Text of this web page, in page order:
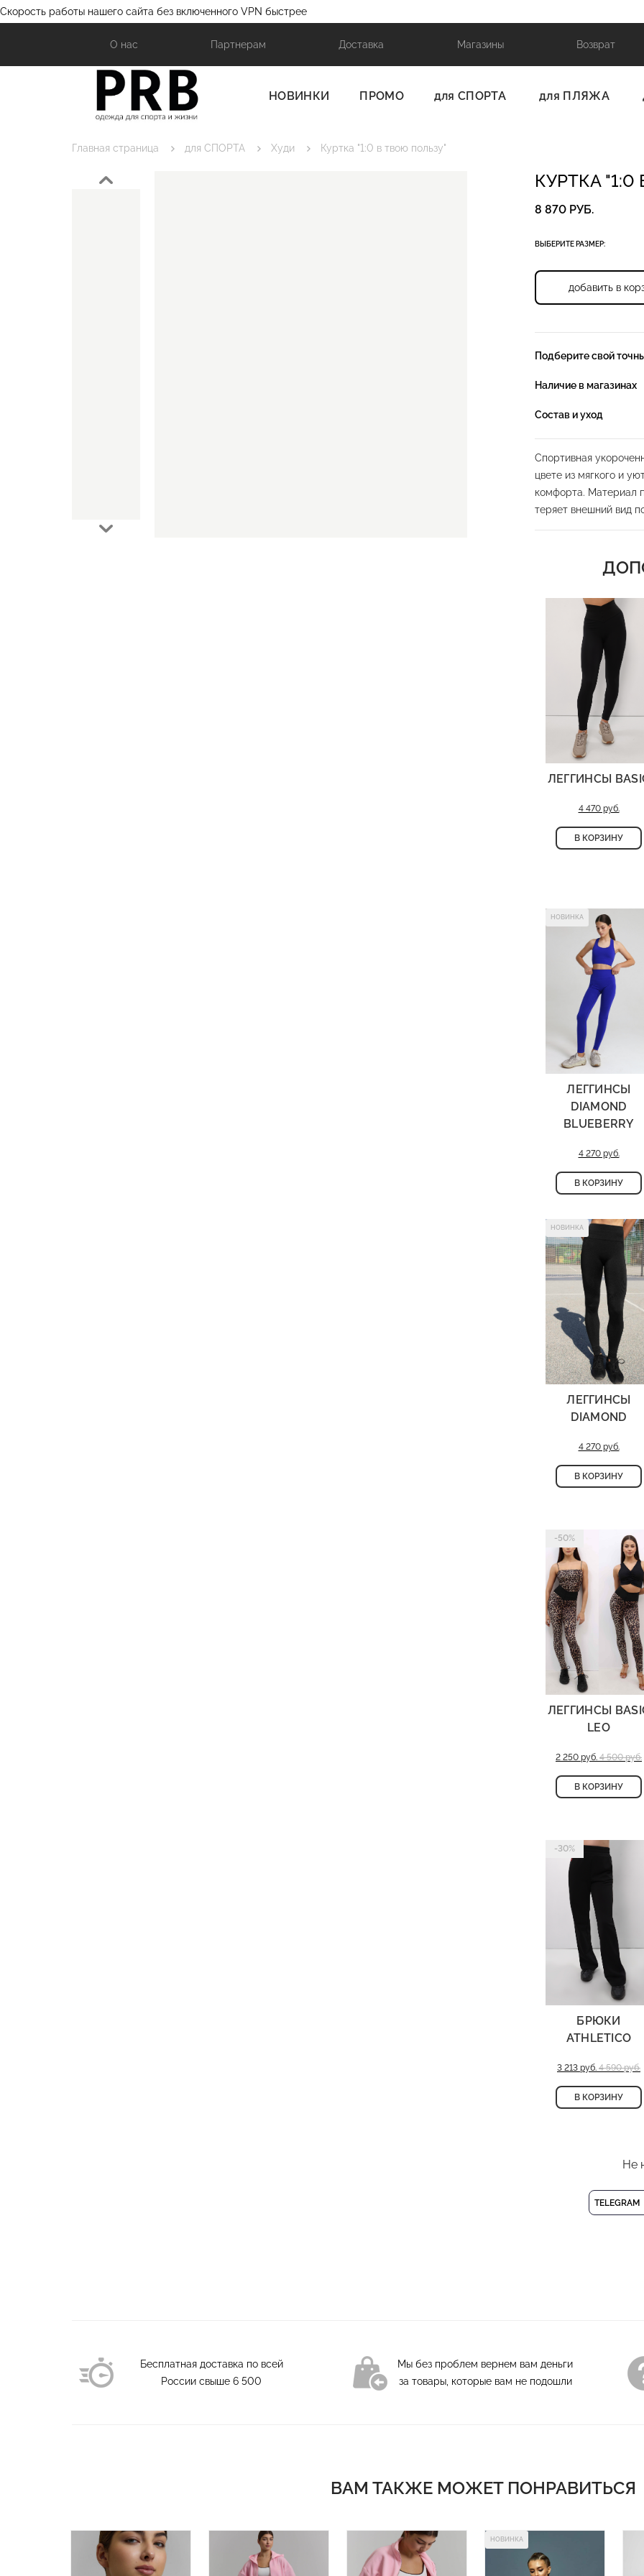
Скорость работы нашего сайта без включенного VPN быстрее
О нас Партнерам Доставка Магазины Возврат
НОВИНКИ ПРОМО для СПОРТА для ПЛЯЖА
Главная страница для СПОРТА Худи Куртка "1:0 в твою пользу"
КУРТКА
8 870 РУБ.
ВЫБЕРИТЕ РАЗМЕР:
добавить в
Подберите свой
Наличие в магазинах
Состав и уход
Спортивная
цвете из мягкого и
комфорта. Материал
теряет внешний вид
носки. Куртка
застежку на
сердечка. Рукава
фиксирующимися и
низу куртки
функциональные
Дизайн сочетает
добавляет образу
цвет подчеркивает
подходит для
Спортивная женская
Деликатная стирка
ЛЕГГИНСЫ
4 470 руб.
В КОРЗИНУ
НОВИНКА
ЛЕГГИНСЫ
DIAMOND
BLUEBERRY
4 270 руб.
В КОРЗИНУ
НОВИНКА
ЛЕГГИНСЫ
DIAMOND
4 270 руб.
В КОРЗИНУ
-50%
ЛЕГГИНСЫ
LEO
2 250 руб. 4 500 руб.
В КОРЗИНУ
-30%
БРЮКИ
ATHLETICO
3 213 руб. 4 590 руб.
В КОРЗИНУ
Не
TELEGRAM
Бесплатная доставка по всей
России свыше 6 500
Мы без проблем вернем вам деньги
за товары, которые вам не подошли
ВАМ ТАКЖЕ МОЖЕТ ПОНРАВИТЬСЯ
НОВИНКА